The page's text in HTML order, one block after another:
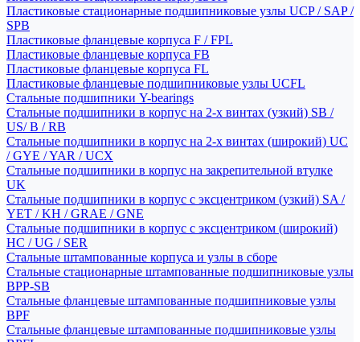
Пластиковые стационарные подшипниковые узлы UCP / SAP /
SPB
Пластиковые фланцевые корпуса F / FPL
Пластиковые фланцевые корпуса FB
Пластиковые фланцевые корпуса FL
Пластиковые фланцевые подшипниковые узлы UCFL
Стальные подшипники Y-bearings
Стальные подшипники в корпус на 2-х винтах (узкий) SB /
US/ B / RB
Стальные подшипники в корпус на 2-х винтах (широкий) UC
/ GYE / YAR / UCX
Стальные подшипники в корпус на закрепительной втулке
UK
Стальные подшипники в корпус с эксцентриком (узкий) SA /
YET / KH / GRAE / GNE
Стальные подшипники в корпус с эксцентриком (широкий)
HC / UG / SER
Стальные штампованные корпуса и узлы в сборе
Стальные стационарные штампованные подшипниковые узлы
BPP-SB
Стальные фланцевые штампованные подшипниковые узлы
BPF
Стальные фланцевые штампованные подшипниковые узлы